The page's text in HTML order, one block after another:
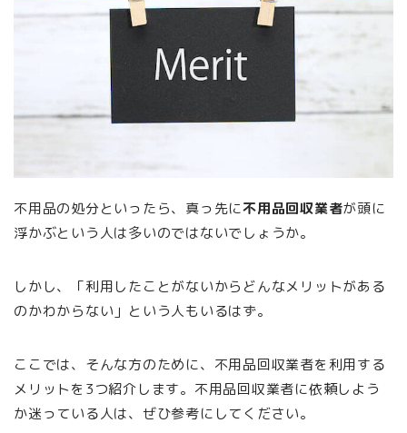
不用品の処分といったら、真っ先に不用品回収業者が頭に
浮かぶという人は多いのではないでしょうか。
しかし、「利用したことがないからどんなメリットがある
のかわからない」という人もいるはず。
ここでは、そんな方のために、不用品回収業者を利用する
メリットを3つ紹介します。不用品回収業者に依頼しよう
か迷っている人は、ぜひ参考にしてください。